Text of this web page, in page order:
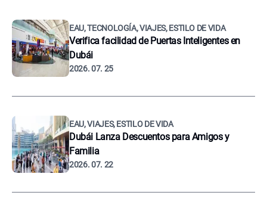
EAU, TECNOLOGÍA, VIAJES, ESTILO DE VIDA
Verifica facilidad de Puertas Inteligentes en
Dubái
2026. 07. 25
EAU, VIAJES, ESTILO DE VIDA
Dubái Lanza Descuentos para Amigos y
Familia
2026. 07. 22